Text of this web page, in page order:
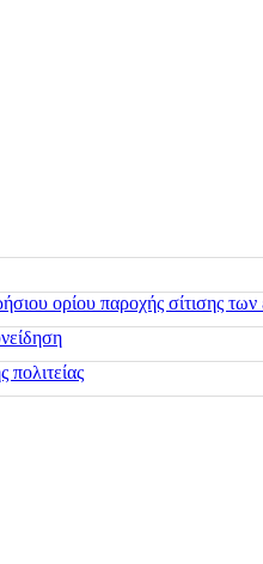
ορίου παροχής σίτισης